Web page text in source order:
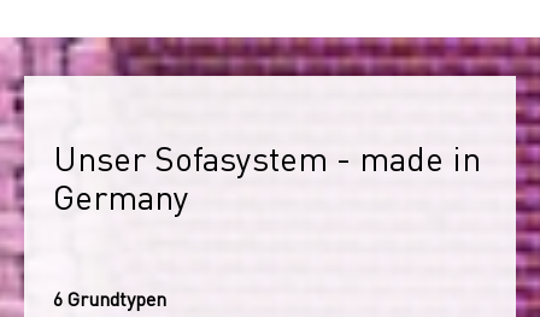
Unser Sofasystem - made in
Germany
6 Grundtypen